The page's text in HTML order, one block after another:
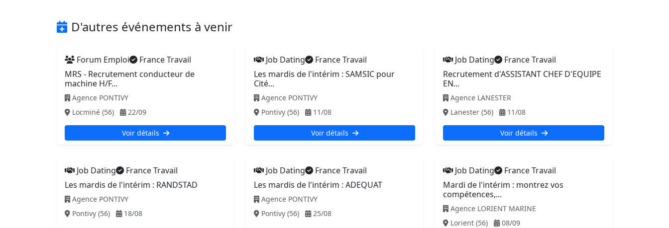
D'autres événements à venir
Forum Emploi
France Travail
MRS - Recrutement conducteur de
machine H/F...
Agence PONTIVY
Locminé (56)
22/09
Voir détails
Job Dating
France Travail
Les mardis de l'intérim : SAMSIC pour
Cité...
Agence PONTIVY
Pontivy (56)
11/08
Voir détails
Job Dating
France Travail
Recrutement d'ASSISTANT CHEF D'EQUIPE
EN...
Agence LANESTER
Lanester (56)
11/08
Voir détails
Job Dating
France Travail
Les mardis de l'intérim : RANDSTAD
Agence PONTIVY
Pontivy (56)
18/08
Job Dating
France Travail
Les mardis de l'intérim : ADEQUAT
Agence PONTIVY
Pontivy (56)
25/08
Job Dating
France Travail
Mardi de l'intérim : montrez vos
compétences,...
Agence LORIENT MARINE
Lorient (56)
08/09